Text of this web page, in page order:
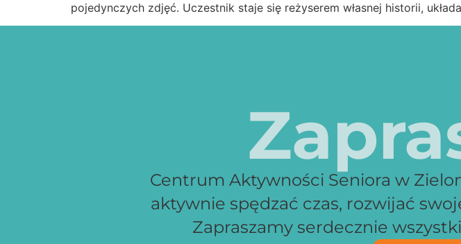
pojedynczych zdjęć. Uczestnik staje się reżyserem własnej historii,
Centrum Aktywności Seniora w
aktywnie spędzać czas, rozwijać
Zapraszamy serdecznie